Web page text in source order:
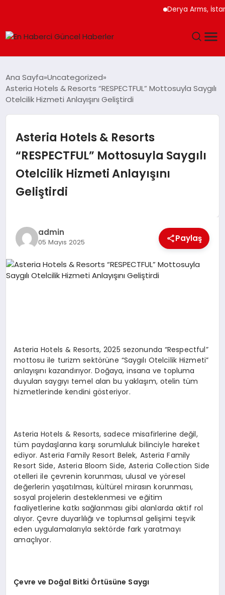
Derya Arms, İstanbul
SPOR
MAGAZIN
EKONOMI
SIYASET
Ana Sayfa Uncategorized
Asteria Hotels & Resorts “RESPECTFUL” Mottosuyla Saygılı
Otelcilik Hizmeti Anlayışını Geliştirdi
Asteria Hotels & Resorts
“RESPECTFUL” Mottosuyla Saygılı
Otelcilik Hizmeti Anlayışını
Geliştirdi
admin
05 Mayıs 2025 Paylaş
Asteria Hotels & Resorts, 2025 sezonunda “Respectful”
mottosu ile turizm sektörüne “Saygılı Otelcilik Hizmeti”
anlayışını kazandırıyor. Doğaya, insana ve topluma
duyulan saygıyı temel alan bu yaklaşım, otelin tüm
hizmetlerinde kendini gösteriyor.
Asteria Hotels & Resorts, sadece misafirlerine değil,
tüm paydaşlarına karşı sorumluluk bilinciyle hareket
ediyor. Asteria Family Resort Belek, Asteria Family
Resort Side, Asteria Bloom Side, Asteria Collection Side
otelleri ile çevrenin korunması, ulusal ve yöresel
değerlerin yaşatılması, kültürel mirasın korunması,
sosyal projelerin desteklenmesi ve eğitim
faaliyetlerine katkı sağlanması gibi alanlarda aktif rol
alıyor. Çevre duyarlılığı ve toplumsal gelişimi teşvik
eden uygulamalarıyla sektörde fark yaratmayı
amaçlıyor.
Çevre ve Doğal Bitki Örtüsüne Saygı